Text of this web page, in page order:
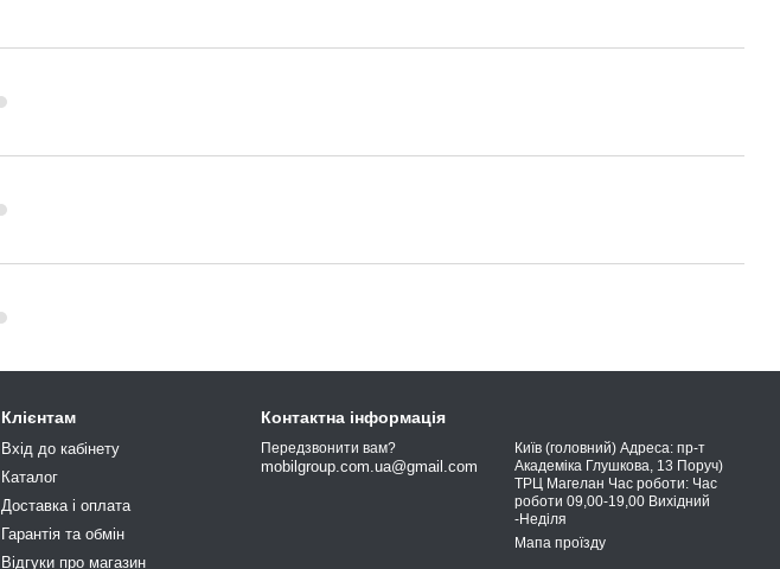
Клієнтам
Вхід до кабінету
Каталог
Доставка і оплата
Гарантія та обмін
Відгуки про магазин
Контактна інформація
Передзвонити вам?
mobilgroup.com.ua@gmail.com
Київ (головний) Адреса: пр-т
Академіка Глушкова, 13 Поруч)
ТРЦ Магелан Час роботи: Час
роботи 09,00-19,00 Вихідний
-Неділя
Мапа проїзду